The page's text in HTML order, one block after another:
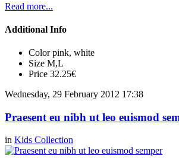
Read more...
Additional Info
Color pink, white
Size M,L
Price 32.25€
Wednesday, 29 February 2012 17:38
Praesent eu nibh ut leo euismod
in Kids Collection